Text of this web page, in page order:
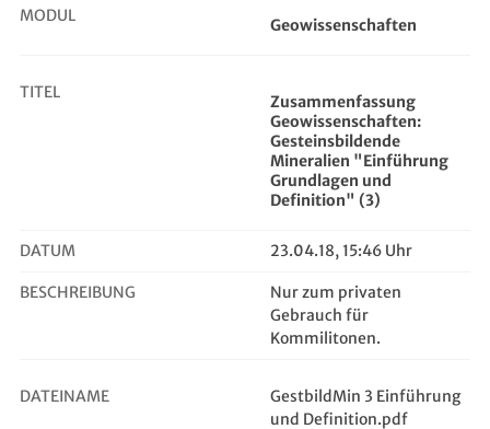
MODUL Geowissenschaften
TITEL
Zusammenfassung
Geowissenschaften:
Gesteinsbildende
Mineralien "Einführung
Grundlagen und
Definition" (3)
DATUM 23.04.18, 15:46 Uhr
BESCHREIBUNG
Nur zum privaten
Gebrauch für
Kommilitonen.
DATEINAME
GestbildMin 3 Einführung
und Definition.pdf